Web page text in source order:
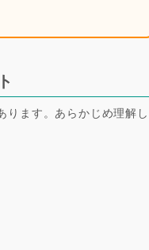
ります。あらかじめ理解し